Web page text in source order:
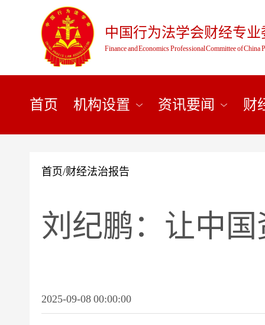
中国行为法学会财经专业
Finance and Economics Professional Committee of China
首页 机构设置 资讯要闻 财
首页/财经法治报告
刘纪鹏：让中
2025-09-08 00:00:00